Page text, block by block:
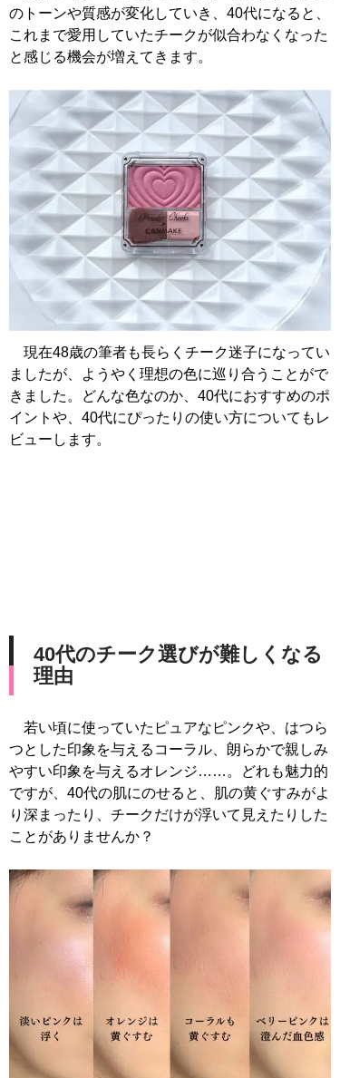
のトーンや質感が変化していき、40代になると、
これまで愛用していたチークが似合わなくなった
と感じる機会が増えてきます。
現在48歳の筆者も長らくチーク迷子になってい
ましたが、ようやく理想の色に巡り合うことがで
きました。どんな色なのか、40代におすすめのポ
イントや、40代にぴったりの使い方についてもレ
ビューします。
40代のチーク選びが難しくなる
理由
若い頃に使っていたピュアなピンクや、はつら
つとした印象を与えるコーラル、朗らかで親しみ
やすい印象を与えるオレンジ……。どれも魅力的
ですが、40代の肌にのせると、肌の黄ぐすみがよ
り深まったり、チークだけが浮いて見えたりした
ことがありませんか？